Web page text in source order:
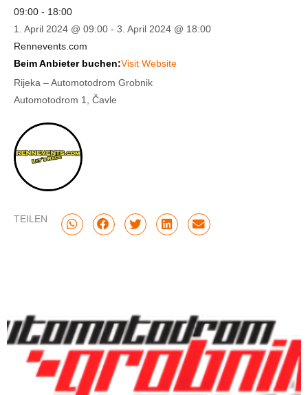
09:00 - 18:00
1. April 2024 @ 09:00 - 3. April 2024 @ 18:00
Rennevents.com
Beim Anbieter buchen:Visit Website
Rijeka – Automotodrom Grobnik
Automotodrom 1, Čavle
TEILEN